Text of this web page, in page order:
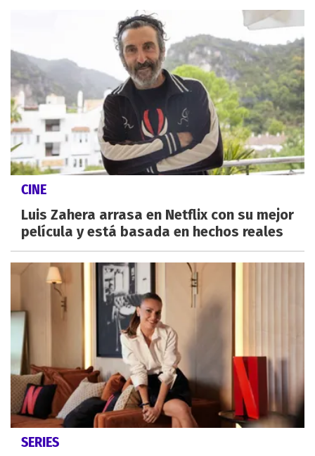
CINE
Luis Zahera arrasa en Netflix con su mejor
película y está basada en hechos reales
SERIES